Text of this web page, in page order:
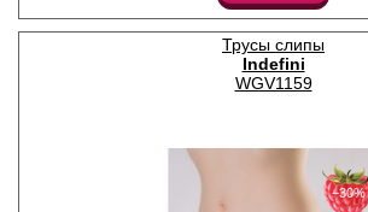
Трусы слипы
Indefini
WGV1159
−30%